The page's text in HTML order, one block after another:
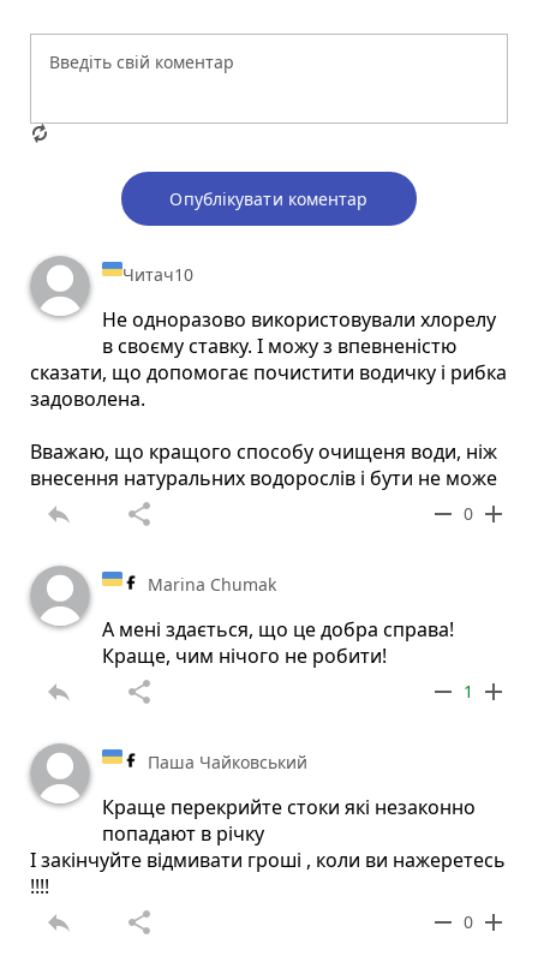
Опублікувати коментар
Читач10
Не одноразово використовували хлорелу
в своєму ставку. І можу з впевненістю
сказати, що допомогає почистити водичку і рибка
задоволена.
Вважаю, що кращого способу очищеня води, ніж
внесення натуральних водорослів і бути не може
reply share remove 0 add
Marina Chumak
А мені здається, що це добра справа!
Краще, чим нічого не робити!
reply share remove 1 add
Паша Чайковський
Краще перекрийте стоки які незаконно
попадают в річку
І закінчуйте відмивати гроші , коли ви нажеретесь
!!!!
reply share remove 0 add